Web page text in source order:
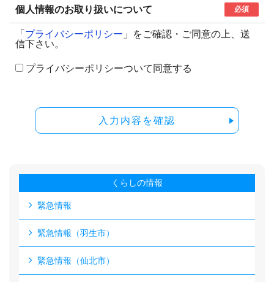
個人情報のお取り扱いについて 必須
「 プライバシーポリシー 」をご確認・ご同意の上、送
信下さい。
プライバシーポリシーついて同意する
入力内容を確認
くらしの情報
緊急情報
緊急情報（羽生市）
緊急情報（仙北市）